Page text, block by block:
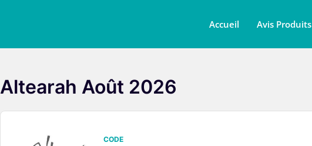
Accueil Avis Produits
Altearah Août 2026
CODE